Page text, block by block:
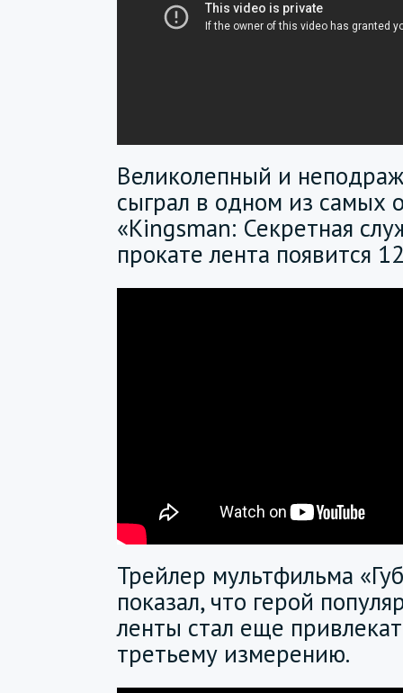
Великолепный и
сыграл в одном из
«Kingsman: Секретная
прокате лента появится
Трейлер мультфильма
показал, что герой
ленты стал еще
третьему измерению.